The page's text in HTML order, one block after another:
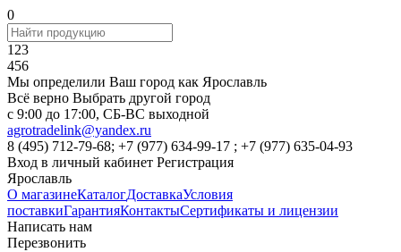
0
123
456
Мы определили Ваш город как Ярославль
Всё верно Выбрать другой город
c 9:00 до 17:00, СБ-ВС выходной
agrotradelink@yandex.ru
8 (495) 712-79-68; +7 (977) 634-99-17 ; +7 (977) 635-04-93
Вход в личный кабинет Регистрация
Ярославль
О магазинеКаталогДоставкаУсловия
поставкиГарантияКонтактыСертификаты и лицензии
Написать нам
Перезвонить